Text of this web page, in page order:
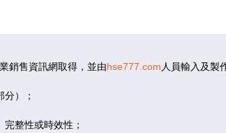
B
銷售資訊網取得，並由hse777.com 人員輸入及製
）；
整性或時效性；